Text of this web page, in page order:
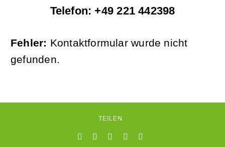
TEILEN
Telefon: +49 221 442398
Fehler: Kontaktformular wurde nicht
gefunden.